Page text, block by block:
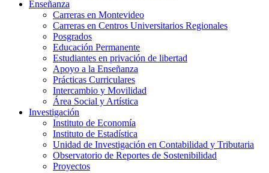
Enseñanza
Carreras en Montevideo
Carreras en Centros Universitarios Regionales
Posgrados
Educación Permanente
Estudiantes en privación de libertad
Apoyo a la Enseñanza
Prácticas Curriculares
Intercambio y Movilidad
Área Social y Artística
Investigación
Instituto de Economía
Instituto de Estadística
Unidad de Investigación en Contabilidad y Tributaria
Observatorio de Reportes de Sostenibilidad
Proyectos